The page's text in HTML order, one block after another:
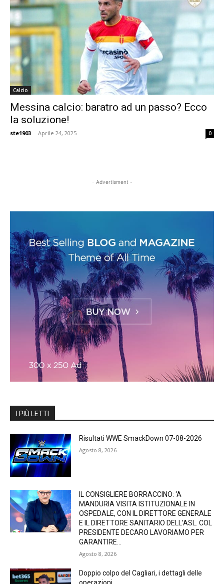
Calcio
Messina calcio: baratro ad un passo? Ecco
la soluzione!
ste1903 - Aprile 24, 2025 0
- Advertisment -
I PIÙ LETTI
Risultati WWE SmackDown 07-08-2026
Agosto 8, 2026
IL CONSIGLIERE BORRACCINO: ‘A
MANDURIA VISITA ISTITUZIONALE IN
OSPEDALE, CON IL DIRETTORE GENERALE
E IL DIRETTORE SANITARIO DELL’ASL. COL
PRESIDENTE DECARO LAVORIAMO PER
GARANTIRE...
Agosto 8, 2026
Doppio colpo del Cagliari, i dettagli delle
operazioni